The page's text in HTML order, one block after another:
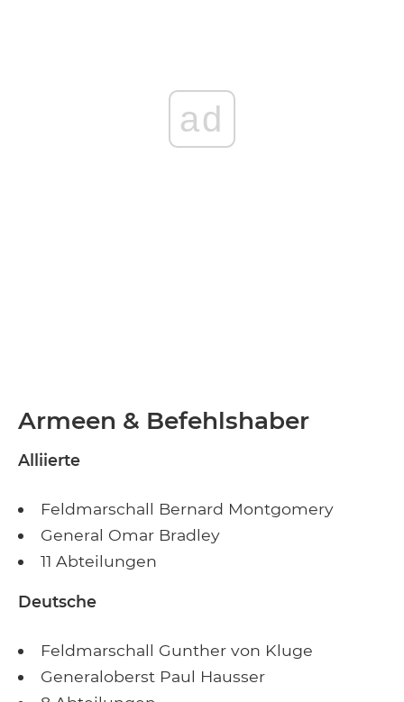
ad
Armeen & Befehlshaber
Alliierte
Feldmarschall Bernard Montgomery
General Omar Bradley
11 Abteilungen
Deutsche
Feldmarschall Gunther von Kluge
Generaloberst Paul Hausser